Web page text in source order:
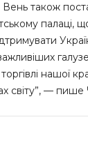
також
палаці,
нашої
світу”, —